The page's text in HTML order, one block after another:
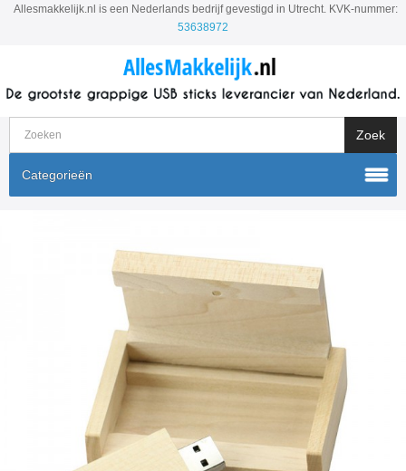
Allesmakkelijk.nl is een Nederlands bedrijf gevestigd in Utrecht. KVK-nummer:
53638972
Categorieën